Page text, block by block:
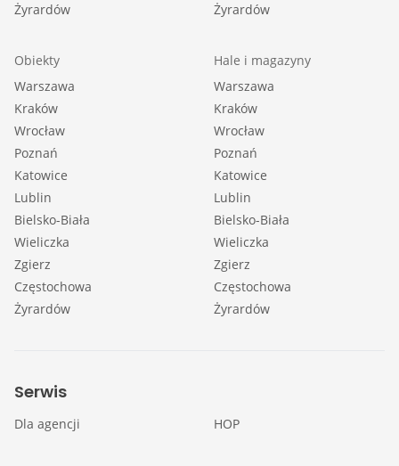
Żyrardów
Żyrardów
Obiekty
Warszawa
Kraków
Wrocław
Poznań
Katowice
Lublin
Bielsko-Biała
Wieliczka
Zgierz
Częstochowa
Żyrardów
Hale i magazyny
Warszawa
Kraków
Wrocław
Poznań
Katowice
Lublin
Bielsko-Biała
Wieliczka
Zgierz
Częstochowa
Żyrardów
Serwis
Dla agencji HOP